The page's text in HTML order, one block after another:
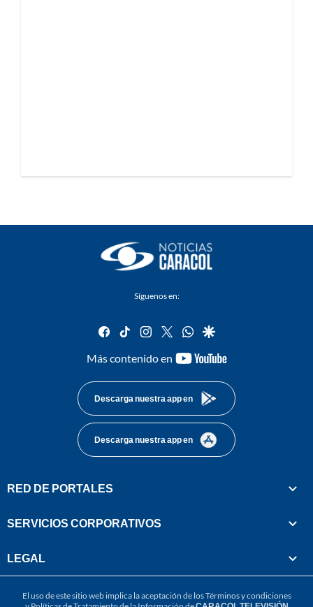
Síguenos en:
facebook
tiktok instagram
twitterwhatsapp
google
Más contenido en
youtube-
Descarga nuestra app en
Descarga nuestra app en
RED DE PORTALES
SERVICIOS CORPORATIVOS
LEGAL
El uso de este sitio web implica la aceptación de losTérminos y condiciones